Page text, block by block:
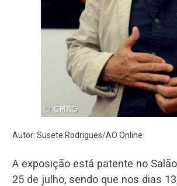
Autor: Susete Rodrigues/AO Online
A exposição está patente no
25 de julho, sendo que nos dias